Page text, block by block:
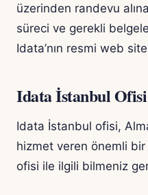
üzerinden randevu
süreci ve gerekli
Idata’nın resmi web
Idata İstanbul Ofisi
Idata İstanbul ofisi,
hizmet veren önemli
ofisi ile ilgili bilmeniz